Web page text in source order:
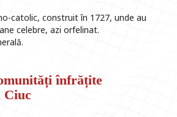
catolic, construit în 1727, unde au
celebre, azi orfelinat.
înfrățite
Ciuc